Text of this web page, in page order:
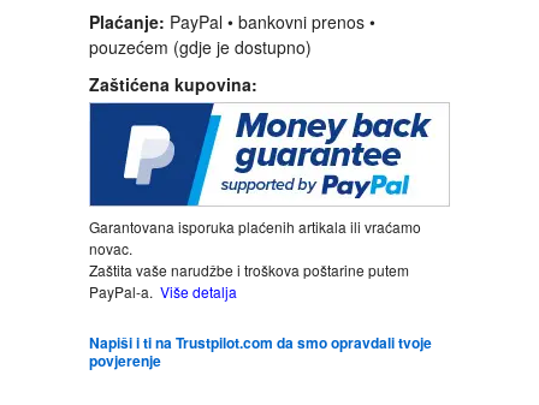
KOMEDIJA
KRIMINALISTIČKI
KUVARI
LJUBAVNI
MITOLOGIJA
MUZIKA
Plaćanje: PayPal • bankovni prenos •
pouzećem (gdje je dostupno)
Zaštićena kupovina:
Garantovana isporuka plaćenih artikala ili vraćamo
novac.
Zaštita vaše narudžbe i troškova poštarine putem
PayPal-a. Više detalja
Napiši i ti na Trustpilot.com da smo opravdali tvoje
povjerenje